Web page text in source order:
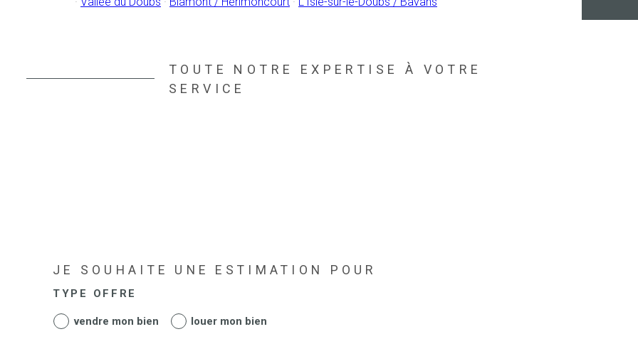
TOUTE NOTRE EXPERTISE À VOTRE
SERVICE
JE SOUHAITE UNE ESTIMATION POUR
TYPE OFFRE
vendre mon bien louer mon bien